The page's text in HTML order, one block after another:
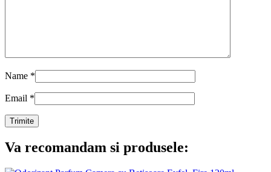
Name *
Email *
Va recomandam si produsele: